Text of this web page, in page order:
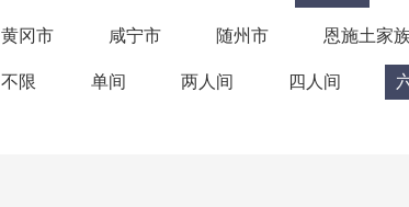
黄冈市 咸宁市 随州市 恩施土家
不限 单间 两人间 四人间